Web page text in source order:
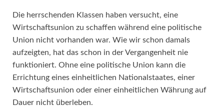
Die herrschenden Klassen haben versucht, eine
Wirtschaftsunion zu schaffen während eine politische
Union nicht vorhanden war. Wie wir schon damals
aufzeigten, hat das schon in der Vergangenheit nie
funktioniert. Ohne eine politische Union kann die
Errichtung eines einheitlichen Nationalstaates, einer
Wirtschaftsunion oder einer einheitlichen Währung auf
Dauer nicht überleben.